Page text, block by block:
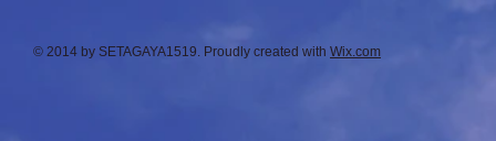
© 2014 by SETAGAYA1519. Proudly created with Wix.com